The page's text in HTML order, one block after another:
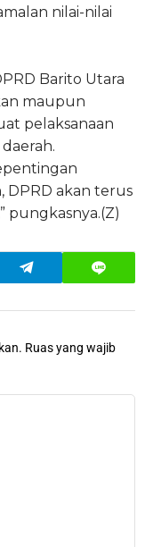
nilai-nilai
Barito Utara
maupun
pelaksanaan
DPRD akan terus
pungkasnya.(Z)
Ruas yang wajib